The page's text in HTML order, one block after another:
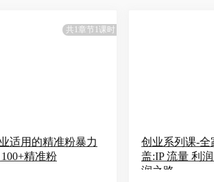
共1章节1课时
适用的精准粉暴力
精准粉
创业系列课-全
盖:IP 流量 利
润之路